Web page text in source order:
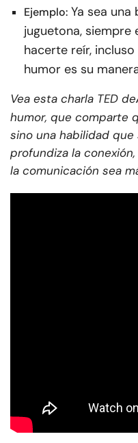
Ejemplo: Ya sea
juguetona, siempre
hacerte reír,
humor es su
Vea esta charla TED de
humor, que comparte
sino una habilidad
profundiza la
la comunicación sea